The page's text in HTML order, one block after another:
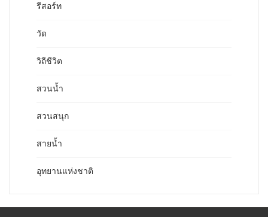
รีสอร์ท
วัด
วิถีชีวิต
สวนน้ำ
สวนสนุก
สายน้ำ
อุทยานแห่งชาติ